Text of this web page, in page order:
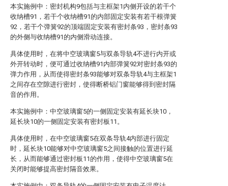
本实施例中：密封机构9包括与主框架1内侧开设的若干个
收纳槽91，若干个收纳槽91的内部固定安装有若干根弹簧
92，若干个弹簧92的顶端固定安装有密封条93，密封条93
的外侧与收纳槽91的内侧滑动连接。
具体使用时，在将中空玻璃窗5与双条导轨4不进行内开或
外开转动时，便可通过收纳槽91内部弹簧92对密封条93的
弹力作用，从而使得密封条93能够对双条导轨4与主框架1
之间存在空隙进行密封，使得断桥铝门窗能够得到密封隔
音的作用。
本实施例中：中空玻璃窗5的一侧固定安装有延长块10，
延长块10的一侧固定安装有密封板11。
具体使用时，在中空玻璃窗5在双条导轨4内部进行固定
时，延长块10能够对中空玻璃窗5之间接触的位置进行延
长，从而能够通过密封板11的作用，使得中空玻璃窗5在
关闭时能够提高密封隔音效果。